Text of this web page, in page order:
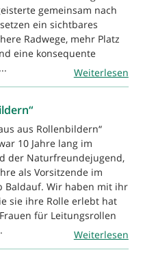
gemeinsam nach
ein sichtbares
Radwege, mehr Platz
eine konsequente
Weiterlesen
aus Rollenbildern“
10 Jahre lang im
der Naturfreundejugend,
als Vorsitzende im
Baldauf. Wir haben mit ihr
sie ihre Rolle erlebt hat
für Leitungsrollen
Weiterlesen